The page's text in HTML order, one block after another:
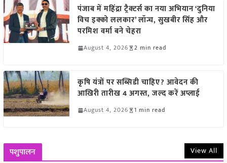
पंजाब में महिंद्रा ट्रैक्टर्स का नया अभियान ‘दुनिया
विच इक्को ललकार’ लॉन्च, सुखबीर सिंह और
परमिश वर्मा बने चेहरा
August 4, 2026 2 min read
कृषि यंत्रों पर सब्सिडी चाहिए? आवेदन की
आखिरी तारीख 4 अगस्त, जल्द करें अप्लाई
August 4, 2026 1 min read
पशुपालन View All